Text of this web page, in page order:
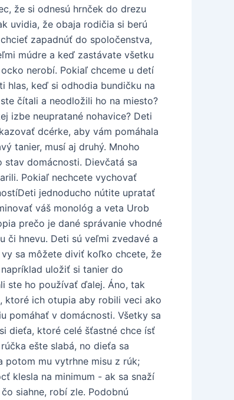
že si odnesú hrnček do drezu
uvidia, že obaja rodičia si berú
zapadnúť do spoločenstva,
múdre a keď zastávate všetku
nerobí. Pokiaľ chceme u detí
hlas, keď si odhodia bundičku na
čítali a neodložili ho na miesto?
izbe neupratané nohavice? Deti
dcérke, aby vám pomáhala
tanier, musí aj druhý. Mnoho
domácnosti. Dievčatá sa
Pokiaľ nechcete vychovať
jednoducho nútite upratať
váš monológ a veta Urob
prečo je dané správanie vhodné
či hnevu. Deti sú veľmi zvedavé a
sa môžete diviť koľko chcete, že
uložiť si tanier do
ste ho používať ďalej. Áno, tak
ktoré ich otupia aby robili veci ako
pomáhať v domácnosti. Všetky sa
dieťa, ktoré celé šťastné chce ísť
ešte slabá, no dieťa sa
potom mu vytrhne misu z rúk;
klesla na minimum - ak sa snaží
siahne, robí zle. Podobnú